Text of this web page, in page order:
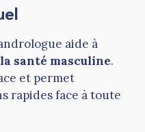
aide à
la santé masculine.
et permet
rapides face à toute